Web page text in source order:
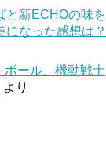
と新ECHOの味を
になった感想は？
ボール、機動戦士
より